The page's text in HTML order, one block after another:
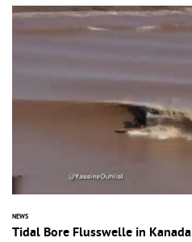
NEWS
Tidal Bore Flusswelle in Kanada